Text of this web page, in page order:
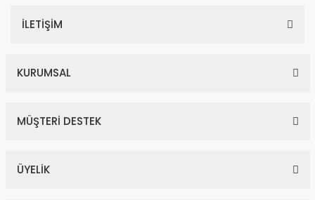
İLETİŞİM
KURUMSAL
MÜŞTERİ DESTEK
ÜYELİK